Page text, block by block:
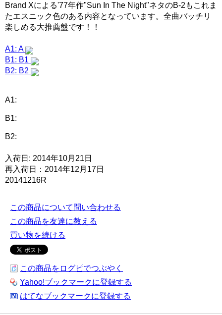
Brand Xによる'77年作"Sun In The Night"ネタのB-2もこれま
たエスニック色のある内容となっています。全曲バッチリ
楽しめる大推薦盤です！！
A1: A
B1: B1
B2: B2
A1:
B1:
B2:
入荷日: 2014年10月21日
再入荷日：2014年12月17日
20141216R
この商品について問い合わせる
この商品を友達に教える
買い物を続ける
この商品をログピでつぶやく
Yahoo!ブックマークに登録する
はてなブックマークに登録する